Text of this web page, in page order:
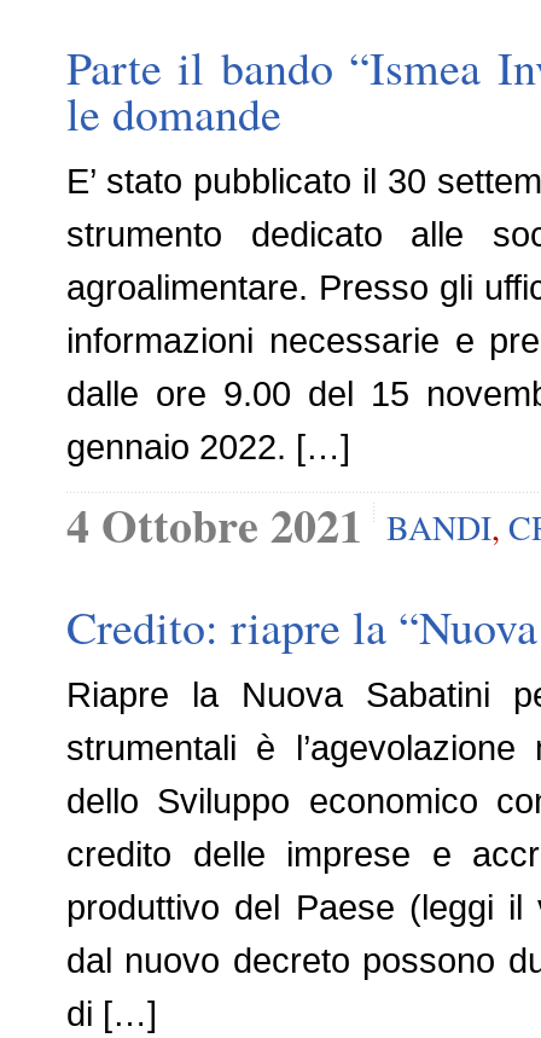
Parte il bando “Ismea
le domande
E’ stato pubblicato il 30
strumento dedicato alle
agroalimentare. Presso gli
informazioni necessarie e
dalle ore 9.00 del 15
gennaio 2022. […]
4 Ottobre 2021 BANDI,
Credito: riapre la
Riapre la Nuova Sabatini
strumentali è
dello Sviluppo economico
credito delle imprese e
produttivo del Paese (leggi il
dal nuovo decreto possono
di […]